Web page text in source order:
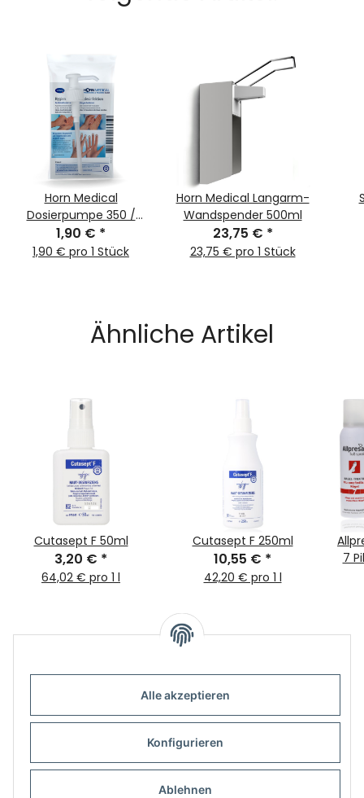
Alle akzeptieren
Konfigurieren
Ablehnen
Horn Medical
Dosierpumpe 350 /
500ml
1,90 € *
1,90 € pro 1 Stück
Horn Medical Langarm-
Wandspender 500ml
23,75 € *
23,75 € pro 1 Stück
Ähnliche Artikel
Cutasept F 50ml
3,20 € *
64,02 € pro 1 l
Cutasept F 250ml
10,55 € *
42,20 € pro 1 l
7
Informationen
Gesetzliche Informationen